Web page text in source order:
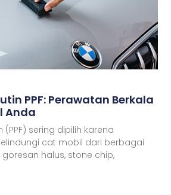
PPF: Perawatan Berkala
Anda
(PPF) sering dipilih karena
cat mobil dari berbagai
halus, stone chip,